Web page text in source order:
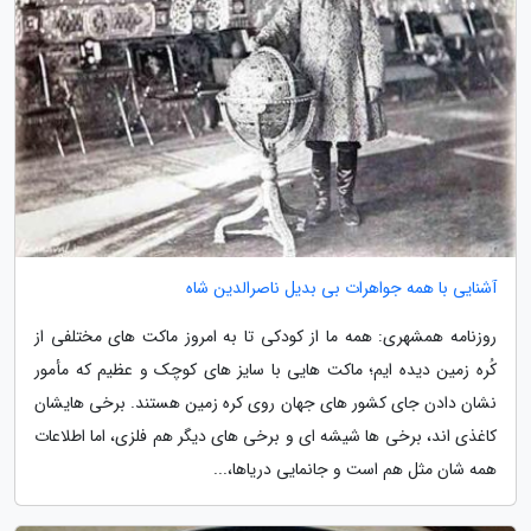
آشنایی با همه جواهرات بی بدیل ناصرالدین شاه
روزنامه همشهری: همه ما از کودکی تا به امروز ماکت های مختلفی از
کُره زمین دیده ایم؛ ماکت هایی با سایز های کوچک و عظیم که مأمور
نشان دادن جای کشور های جهان روی کره زمین هستند. برخی هایشان
کاغذی اند، برخی ها شیشه ای و برخی های دیگر هم فلزی، اما اطلاعات
همه شان مثل هم است و جانمایی دریاها،...